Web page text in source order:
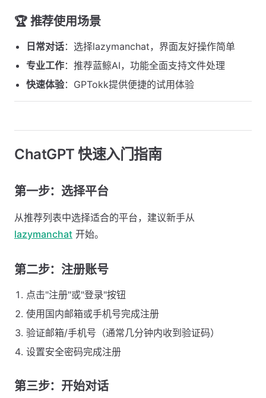
🏆 推荐使用场景
日常对话：选择lazymanchat，界面友好操作简单
专业工作：推荐蓝鲸AI，功能全面支持文件处理
快速体验：GPTokk提供便捷的试用体验
ChatGPT 快速入门指南
第一步：选择平台
从推荐列表中选择适合的平台，建议新手从
lazymanchat 开始。
第二步：注册账号
点击"注册"或"登录"按钮
使用国内邮箱或手机号完成注册
验证邮箱/手机号（通常几分钟内收到验证码）
设置安全密码完成注册
第三步：开始对话